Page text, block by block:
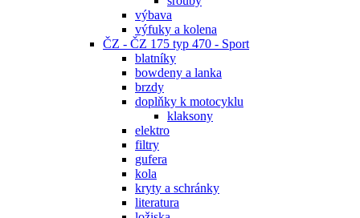
výbava
výfuky a kolena
ČZ - ČZ 175 typ 470 - Sport
blatníky
bowdeny a lanka
brzdy
doplňky k motocyklu
klaksony
elektro
filtry
gufera
kola
kryty a schránky
literatura